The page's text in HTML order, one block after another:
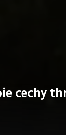
cechy